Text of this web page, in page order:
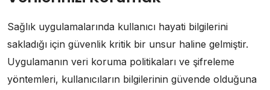
Sağlık uygulamalarında kullanıcı hayati bilgilerini
sakladığı için güvenlik kritik bir unsur haline gelmiştir.
Uygulamanın veri koruma politikaları ve şifreleme
yöntemleri, kullanıcıların bilgilerinin güvende olduğuna